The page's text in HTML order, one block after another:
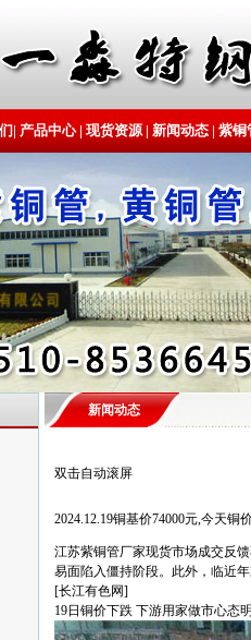
| 产品中心| 现货资源| 新闻动态 | 紫铜
新闻动态
双击自动滚屏
2024.12.19铜基价74000元,今天铜
江苏紫铜管厂家现货市场成交反
易面陷入僵持阶段。此外，临近
[长江有色网]
19日铜价下跌 下游用家做市心态